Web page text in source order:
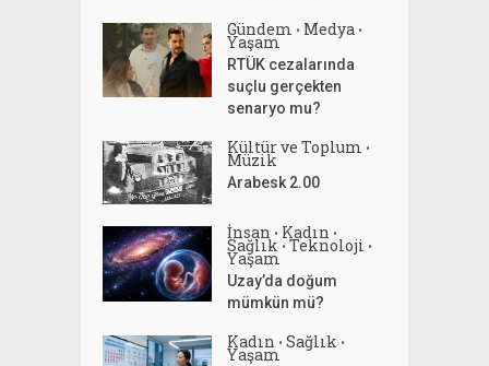
Gündem • Medya •
Yaşam
RTÜK cezalarında
suçlu gerçekten
senaryo mu?
Kültür ve Toplum •
Müzik
Arabesk 2.00
İnsan • Kadın •
Sağlık • Teknoloji •
Yaşam
Uzay’da doğum
mümkün mü?
Kadın • Sağlık •
Yaşam